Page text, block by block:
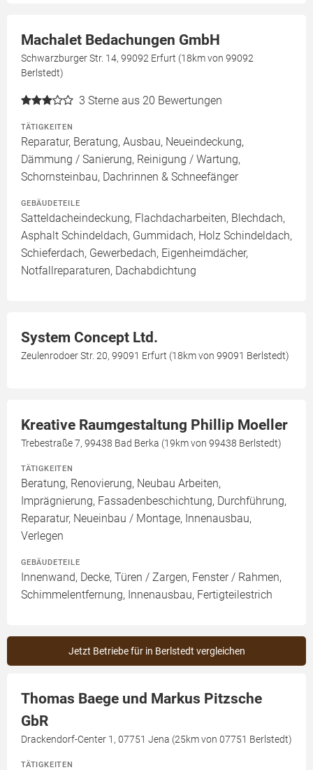
Machalet Bedachungen GmbH
Schwarzburger Str. 14, 99092 Erfurt (18km von 99092
Berlstedt)
3 Sterne aus 20 Bewertungen
TÄTIGKEITEN
Reparatur, Beratung, Ausbau, Neueindeckung,
Dämmung / Sanierung, Reinigung / Wartung,
Schornsteinbau, Dachrinnen & Schneefänger
GEBÄUDETEILE
Satteldacheindeckung, Flachdacharbeiten, Blechdach,
Asphalt Schindeldach, Gummidach, Holz Schindeldach,
Schieferdach, Gewerbedach, Eigenheimdächer,
Notfallreparaturen, Dachabdichtung
System Concept Ltd.
Zeulenrodoer Str. 20, 99091 Erfurt (18km von 99091 Berlstedt)
Kreative Raumgestaltung Phillip Moeller
Trebestraße 7, 99438 Bad Berka (19km von 99438 Berlstedt)
TÄTIGKEITEN
Beratung, Renovierung, Neubau Arbeiten,
Imprägnierung, Fassadenbeschichtung, Durchführung,
Reparatur, Neueinbau / Montage, Innenausbau,
Verlegen
GEBÄUDETEILE
Innenwand, Decke, Türen / Zargen, Fenster / Rahmen,
Schimmelentfernung, Innenausbau, Fertigteilestrich
Jetzt Betriebe für in Berlstedt vergleichen
Thomas Baege und Markus Pitzsche
GbR
Drackendorf-Center 1, 07751 Jena (25km von 07751 Berlstedt)
TÄTIGKEITEN